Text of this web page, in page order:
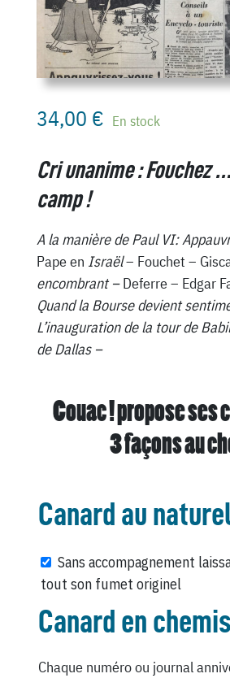
34,00 € En stock
Cri unanime : Fouchez
camp !
A la manière de Paul VI:
Pape en Israël– Fouchet –
encombrant –Deferre – Edgar
Quand la Bourse devient
L’inauguration de la tour de
de Dallas –
Couac ! propose ses
3 façons au
Canard au
Sans accompagnement
tout son fumet originel
Canard en
Chaque numéro ou journal